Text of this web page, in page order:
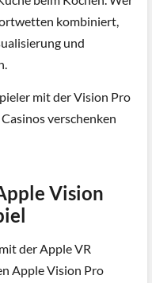
kombiniert,
und
mit der Vision Pro
verschenken
Vision
der Apple VR
Apple Vision Pro